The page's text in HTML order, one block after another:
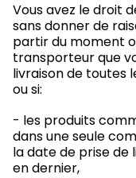
Vous avez le droit
sans donner de
partir du moment
transporteur que
livraison de toutes
ou si:
- les produits
dans une seule
la date de prise de
en dernier,